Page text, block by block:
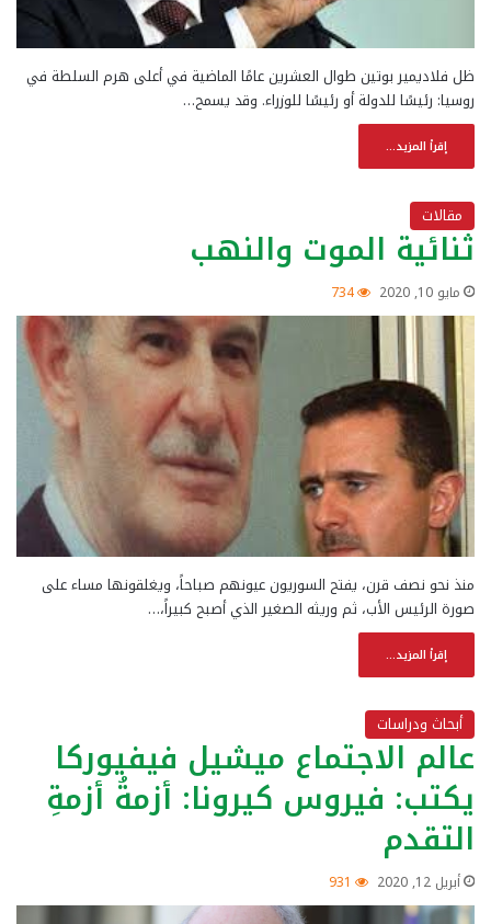
ظل فلاديمير بوتين طوال العشرين عامًا الماضية في أعلى هرم السلطة في
روسيا: رئيسًا للدولة أو رئيسًا للوزراء. وقد يسمح…
إقرأ المزيد...
مقالات
ثنائية الموت والنهب
مايو 10, 2020 734
منذ نحو نصف قرن، يفتح السوريون عيونهم صباحاً، ويغلقونها مساء على
صورة الرئيس الأب، ثم وريثه الصغير الذي أصبح كبيراً،…
إقرأ المزيد...
أبحاث ودراسات
عالم الاجتماع ميشيل فيفيوركا
يكتب: فيروس كيرونا: أزمةُ أزمةِ
التقدم
أبريل 12, 2020 931